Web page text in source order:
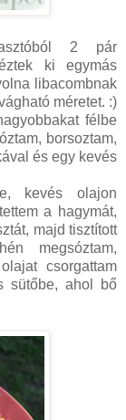
2 pár
ki egymás
libacombnak
méretet. :)
félbe
borsoztam,
és egy kevés
kevés olajon
a hagymát,
majd tisztított
megsóztam,
csorgattam
sütőbe, ahol bő